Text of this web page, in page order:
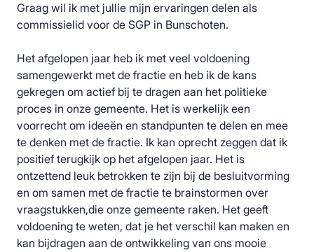
Graag wil ik met jullie mijn ervaringen delen als
commissielid voor de SGP in Bunschoten.
Het afgelopen jaar heb ik met veel voldoening
samengewerkt met de fractie en heb ik de kans
gekregen om actief bij te dragen aan het politieke
proces in onze gemeente. Het is werkelijk een
voorrecht om ideeën en standpunten te delen en mee
te denken met de fractie. Ik kan oprecht zeggen dat ik
positief terugkijk op het afgelopen jaar. Het is
ontzettend leuk betrokken te zijn bij de besluitvorming
en om samen met de fractie te brainstormen over
vraagstukken,die onze gemeente raken. Het geeft
voldoening te weten, dat je het verschil kan maken en
kan bijdragen aan de ontwikkeling van ons mooie